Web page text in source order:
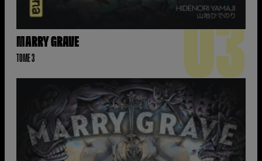
MARRY GRAVE
TOME 3 03